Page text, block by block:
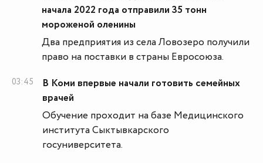
начала 2022 года отправили 35 тонн
мороженой оленины
Два предприятия из села Ловозеро получили
право на поставки в страны Евросоюза.
03:45
В Коми впервые начали готовить семейных
врачей
Обучение проходит на базе Медицинского
института Сыктывкарского
госуниверситета.